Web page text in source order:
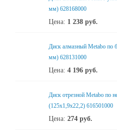
мм) 628168000
Цена: 1 238 руб.
Диск алмазный Metabo по
мм) 628131000
Цена: 4 196 руб.
Диск отрезной Metabo по
(125x1,9x22,2) 616501000
Цена: 274 руб.